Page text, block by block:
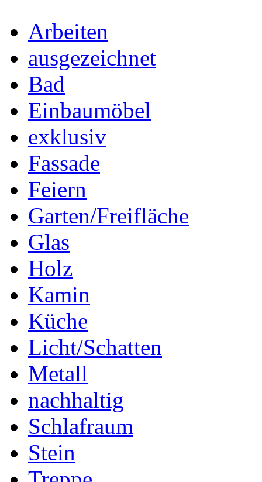
Arbeiten
ausgezeichnet
Bad
Einbaumöbel
exklusiv
Fassade
Feiern
Garten/Freifläche
Glas
Holz
Kamin
Küche
Licht/Schatten
Metall
nachhaltig
Schlafraum
Stein